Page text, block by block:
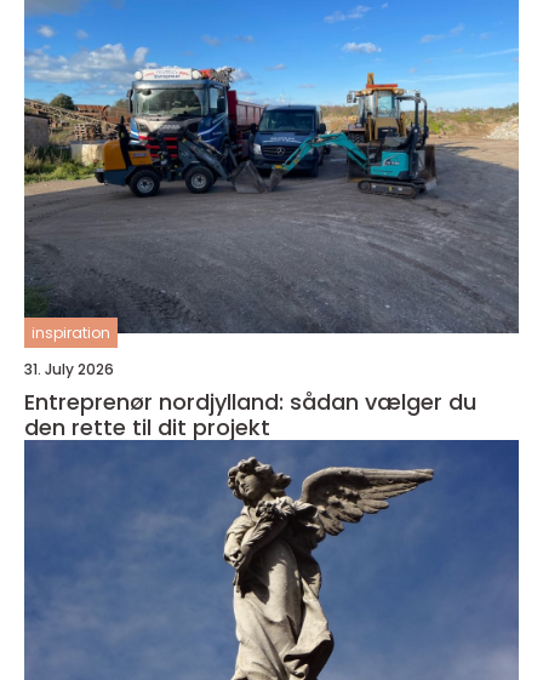
inspiration
31. July 2026
Entreprenør nordjylland: sådan vælger du
den rette til dit projekt